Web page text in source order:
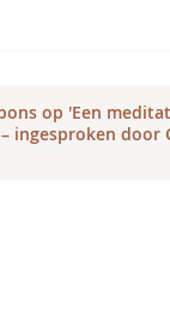
op 'Een
ingesproken door